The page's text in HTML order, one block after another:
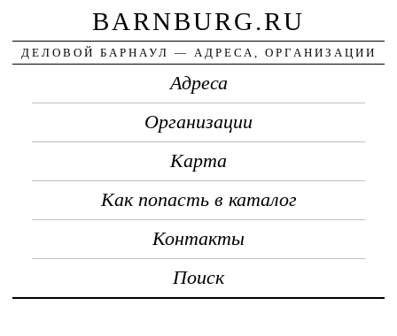
BARNBURG.RU
ДЕЛОВОЙ БАРНАУЛ — АДРЕСА, ОРГАНИЗАЦИИ
Адреса
Организации
Карта
Как попасть в каталог
Контакты
Поиск